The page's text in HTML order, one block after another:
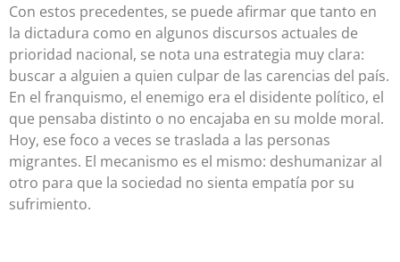
Con estos precedentes, se puede afirmar que tanto en
la dictadura como en algunos discursos actuales de
prioridad nacional, se nota una estrategia muy clara:
buscar a alguien a quien culpar de las carencias del país.
En el franquismo, el enemigo era el disidente político, el
que pensaba distinto o no encajaba en su molde moral.
Hoy, ese foco a veces se traslada a las personas
migrantes. El mecanismo es el mismo: deshumanizar al
otro para que la sociedad no sienta empatía por su
sufrimiento.